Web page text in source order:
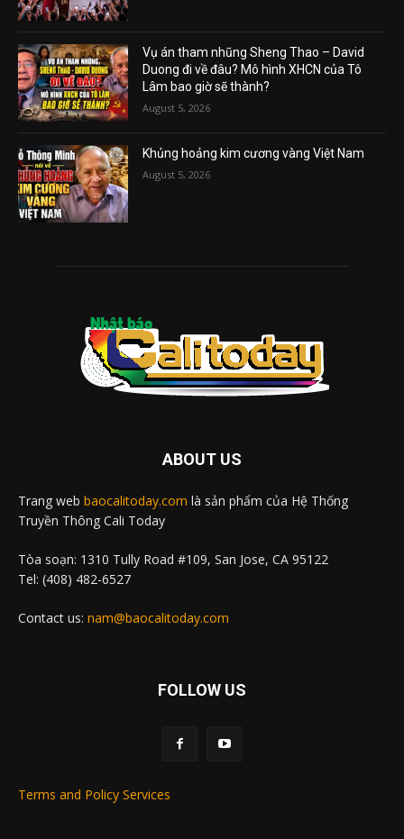
Vụ án tham nhũng Sheng Thao – David
Duong đi về đâu? Mô hình XHCN của Tô
Lâm bao giờ sẽ thành?
August 5, 2026
Khủng hoảng kim cương vàng Việt Nam
August 5, 2026
ABOUT US
Trang web baocalitoday.com là sản phẩm của Hệ Thống
Truyền Thông Cali Today
Tòa soạn: 1310 Tully Road #109, San Jose, CA 95122
Tel: (408) 482-6527
Contact us: nam@baocalitoday.com
FOLLOW US
Terms and Policy Services